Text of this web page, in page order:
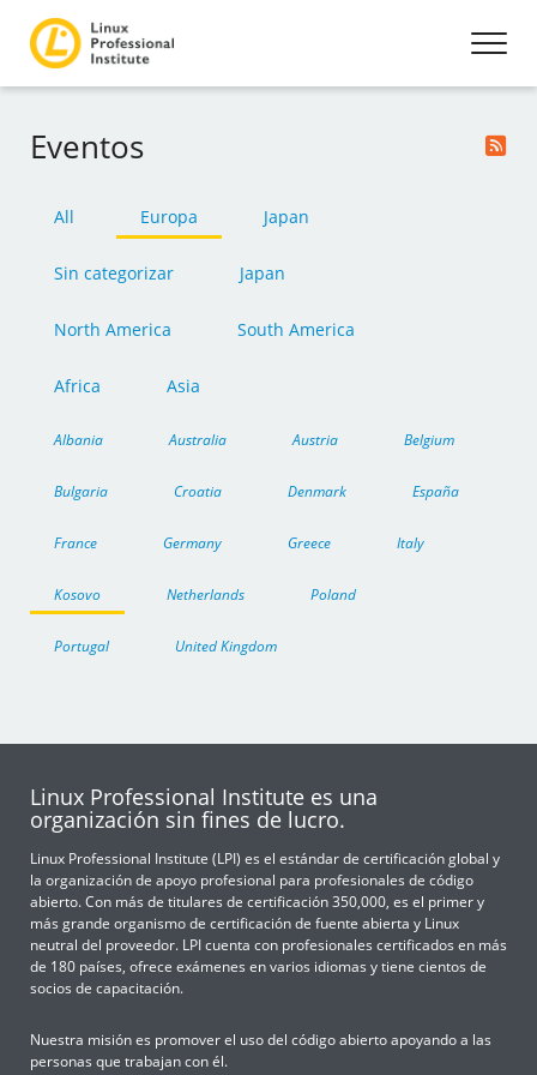
Eventos
All Europa Japan
Sin categorizar Japan
North America South America
Africa Asia
Albania Australia Austria Belgium
Bulgaria Croatia Denmark España
France Germany Greece Italy
Kosovo Netherlands Poland
Portugal United Kingdom
Linux Professional Institute es una
organización sin fines de lucro.
Linux Professional Institute (LPI) es el estándar de certificación global y
la organización de apoyo profesional para profesionales de código
abierto. Con más de titulares de certificación 350,000, es el primer y
más grande organismo de certificación de fuente abierta y Linux
neutral del proveedor. LPI cuenta con profesionales certificados en más
de 180 países, ofrece exámenes en varios idiomas y tiene cientos de
socios de capacitación.
Nuestra misión es promover el uso del código abierto apoyando a las
personas que trabajan con él.